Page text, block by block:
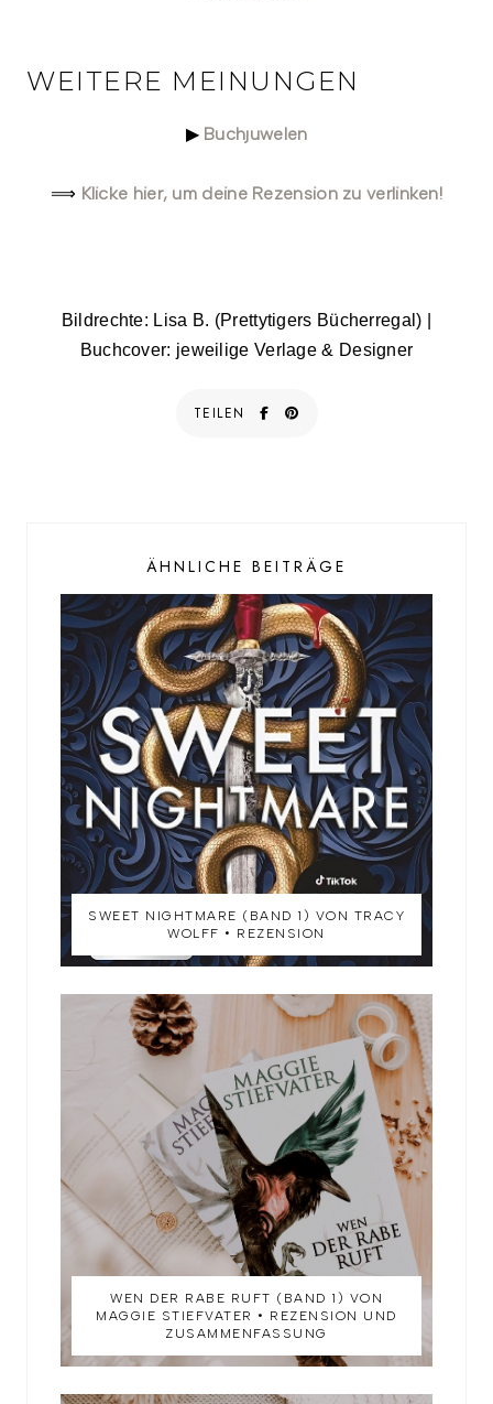
WEITERE MEINUNGEN
▶ Buchjuwelen
⟹ Klicke hier, um deine Rezension zu verlinken!
Bildrechte: Lisa B. (Prettytigers Bücherregal) |
Buchcover: jeweilige Verlage & Designer
TEILEN
ÄHNLICHE BEITRÄGE
SWEET NIGHTMARE (BAND 1) VON TRACY
WOLFF • REZENSION
WEN DER RABE RUFT (BAND 1) VON
MAGGIE STIEFVATER • REZENSION UND
ZUSAMMENFASSUNG